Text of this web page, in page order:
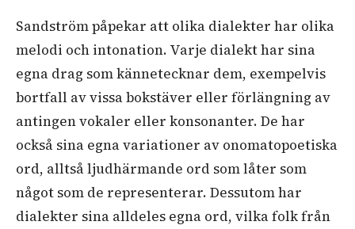
Sandström påpekar att olika dialekter har olika
melodi och intonation. Varje dialekt har sina
egna drag som kännetecknar dem, exempelvis
bortfall av vissa bokstäver eller förlängning av
antingen vokaler eller konsonanter. De har
också sina egna variationer av onomatopoetiska
ord, alltså ljudhärmande ord som låter som
något som de representerar. Dessutom har
dialekter sina alldeles egna ord, vilka folk från